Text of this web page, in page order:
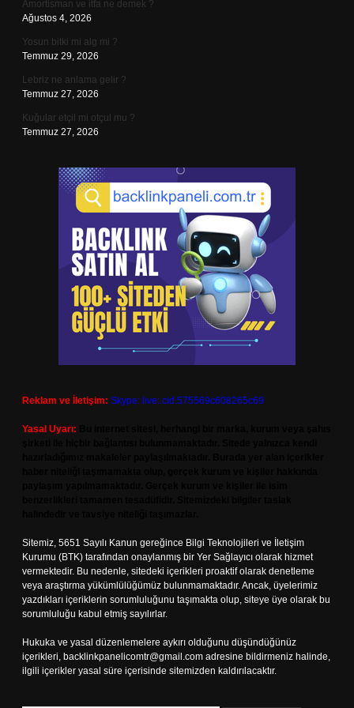
Amortisman ve itfa ne demek ?
Ağustos 4, 2026
Yosun bitki mi alg mi ?
Temmuz 29, 2026
Lebriz ne anlama gelir ?
Temmuz 27, 2026
Kuğular etçil mi otçul mu ?
Temmuz 27, 2026
Reklam ve İletişim: Skype: live:.cid.575569c608265c69
Yasal Uyarı:
Sitemiz, 5651 Sayılı Kanun gereğince Bilgi Teknolojileri ve İletişim
Kurumu (BTK) tarafından onaylanmış bir Yer Sağlayıcı olarak hizmet
vermektedir. Bu nedenle, sitedeki içerikleri proaktif olarak denetleme
veya araştırma yükümlülüğümüz bulunmamaktadır. Ancak, üyelerimiz
yazdıkları içeriklerin sorumluluğunu taşımakta olup, siteye üye olarak bu
sorumluluğu kabul etmiş sayılırlar.
Hukuka ve yasal düzenlemelere aykırı olduğunu düşündüğünüz
içerikleri, backlinkpanelicomtr@gmail.com adresine bildirmeniz halinde,
ilgili içerikler yasal süre içerisinde sitemizden kaldırılacaktır.